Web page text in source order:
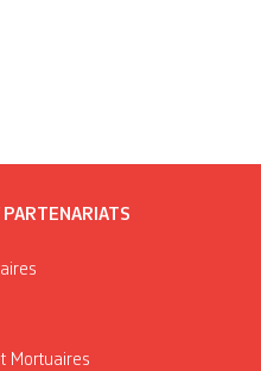
Mortuaires